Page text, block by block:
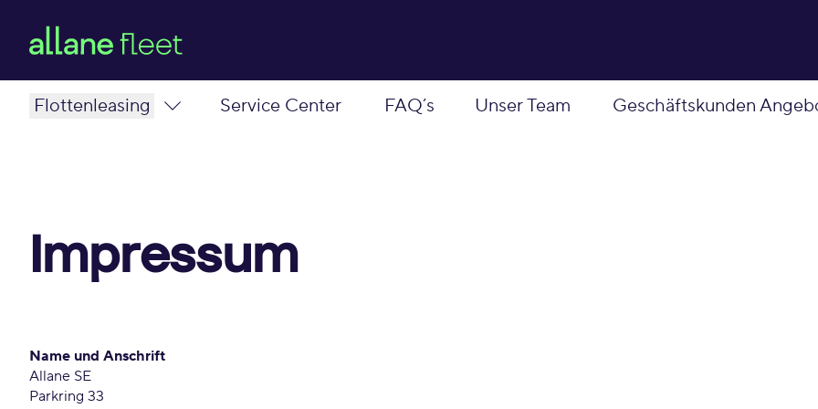
Flottenleasing Service Center FAQ´s Unser Team
Geschäftskunden
Impressum
Name und Anschrift
Allane SE
Parkring 33